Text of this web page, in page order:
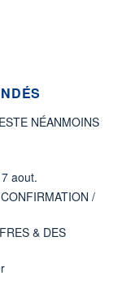
NÉANMOINS
aout.
/
& DES